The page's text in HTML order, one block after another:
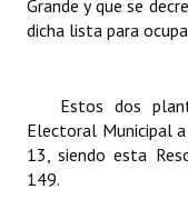
Periodistas Decanos
Banca del Vecino -
Huéspedes de
Grande y que se
dicha lista para
Estos dos
Electoral Municipal
13, siendo esta
149.